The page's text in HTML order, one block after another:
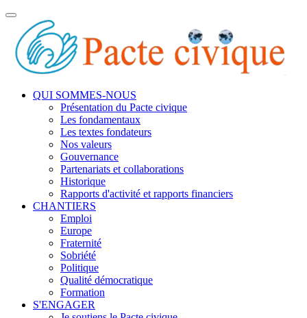
Toggle
navigation
QUI SOMMES-NOUS
Présentation du Pacte civique
Les fondamentaux
Les textes fondateurs
Nos valeurs
Gouvernance
Partenariats et collaborations
Historique
Rapports d'activité et rapports financiers
CHANTIERS
Emploi
Europe
Fraternité
Sobriété
Politique
Qualité démocratique
Formation
S'ENGAGER